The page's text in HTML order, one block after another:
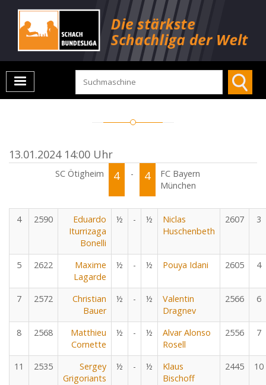
13.01.2024 14:00 Uhr
SC Ötigheim 4 - 4
FC Bayern
München
4 2590
Eduardo
Iturrizaga
Bonelli
½ - ½
Niclas
Huschenbeth
2607 3
5 2622
Maxime
Lagarde
½ - ½ Pouya Idani 2605 4
7 2572
Christian
Bauer
½ - ½
Valentin
Dragnev
2566 6
8 2568
Matthieu
Cornette
½ - ½
Alvar Alonso
Rosell
2556 7
11 2535
Sergey
Grigoriants
½ - ½
Klaus
Bischoff
2445 10